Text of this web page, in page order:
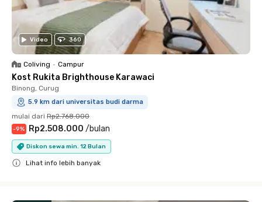
Video 360
Coliving • Campur
Kost Rukita Brighthouse Karawaci
Binong, Curug
5.9 km dari universitas budi darma
mulai dari Rp2.768.000
-9% Rp2.508.000 /bulan
Diskon sewa min. 12 Bulan
Lihat info lebih banyak